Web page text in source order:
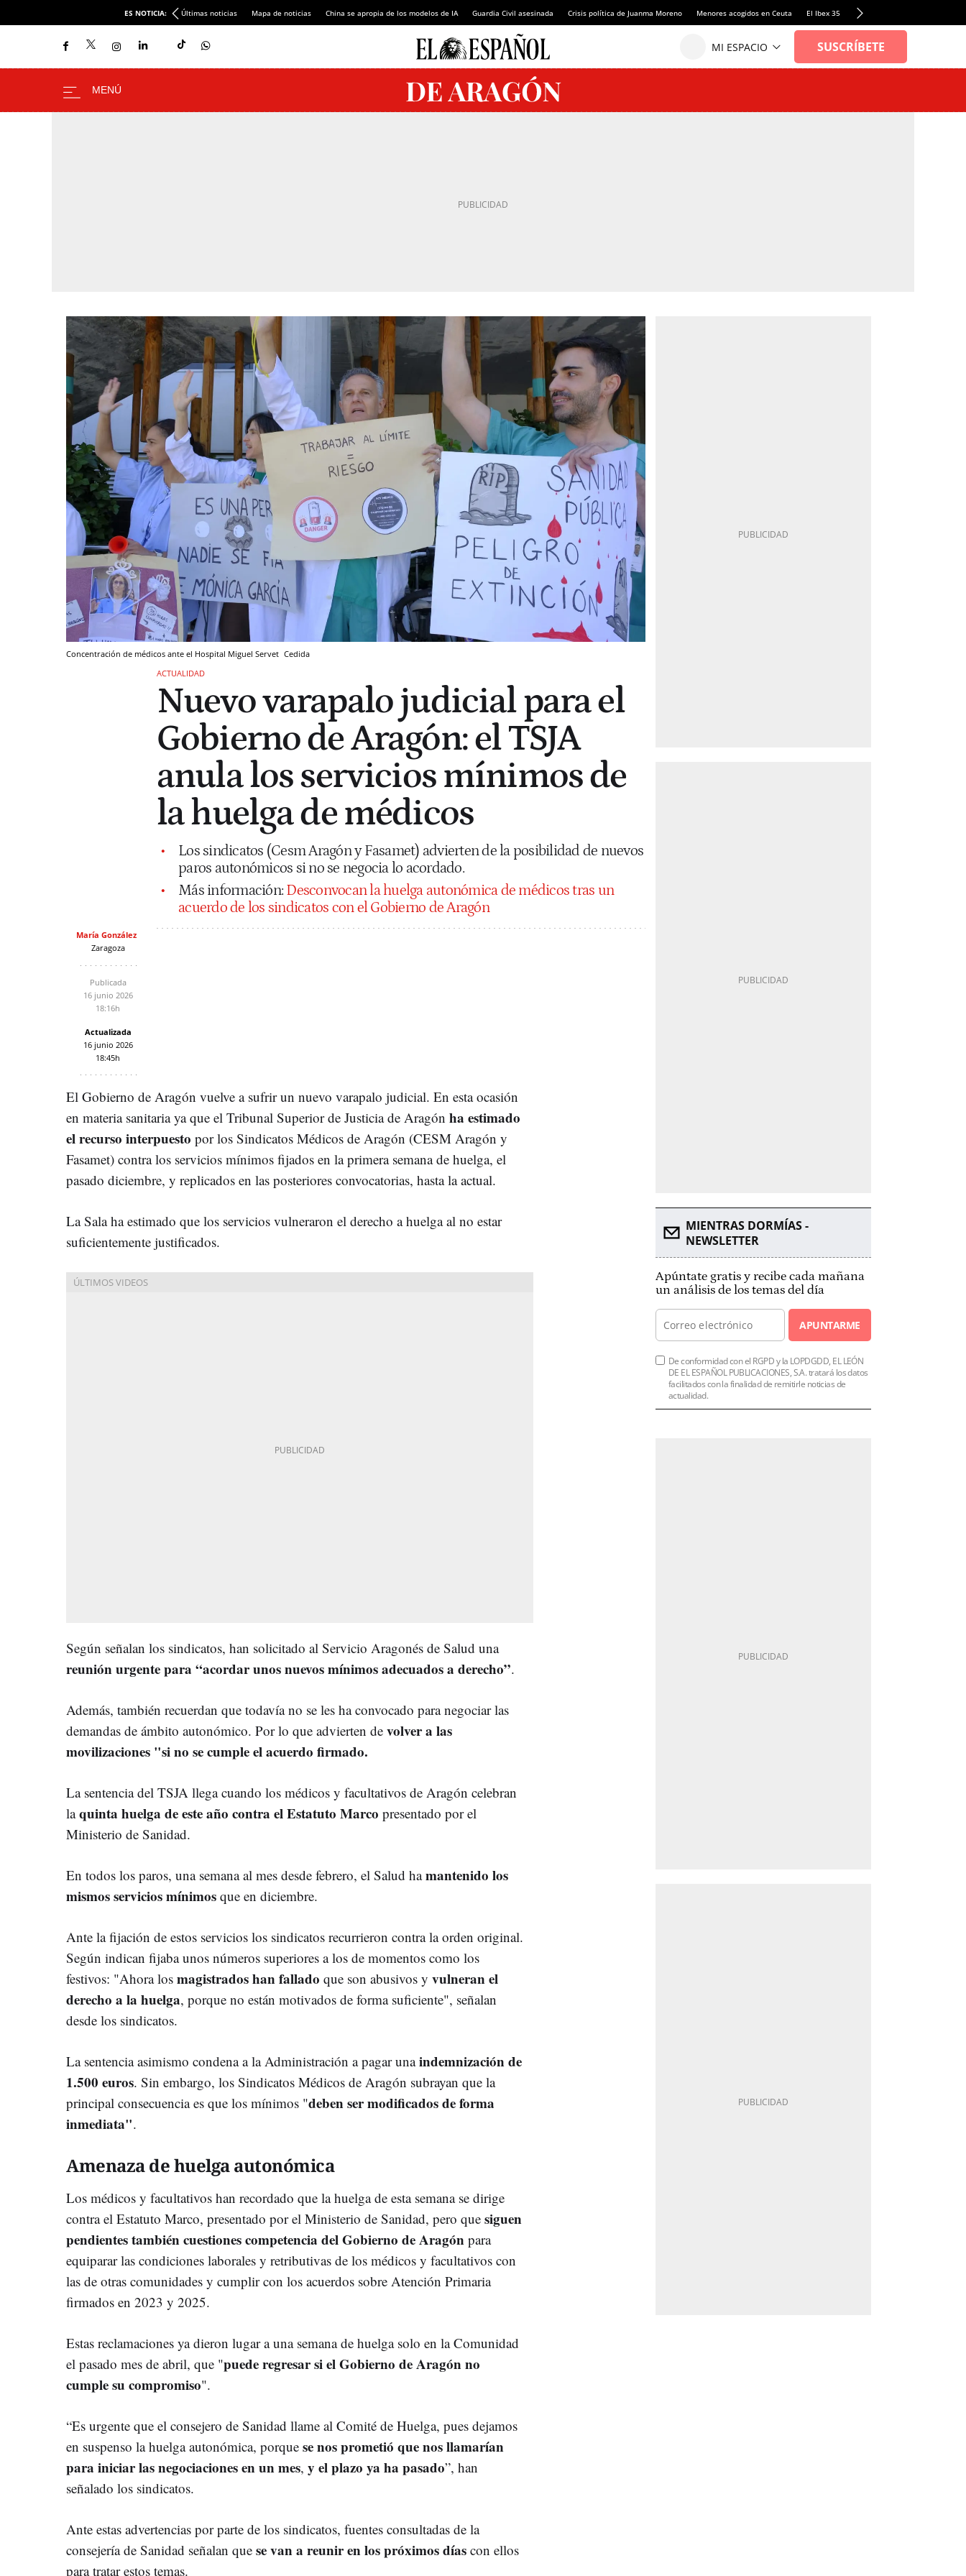
ES NOTICIA: Últimas noticias Mapa de noticias China se apropia de los modelos de IA Guardia Civil asesinada Crisis política de Juanma Moreno Menores acogidos en Ceuta El Ibex 35 Llamadas de alerta Sánchez
Concentración de médicos ante el Hospital Miguel Servet Cedida
ACTUALIDAD
Nuevo varapalo judicial para el
Gobierno de Aragón: el TSJA
anula los servicios mínimos de
la huelga de médicos
Los sindicatos (Cesm Aragón y Fasamet) advierten de la posibilidad de nuevos
paros autonómicos si no se negocia lo acordado.
Más información: Desconvocan la huelga autonómica de médicos tras un
acuerdo de los sindicatos con el Gobierno de Aragón
María González
Zaragoza
Publicada
16 junio 2026
18:16h
Actualizada
16 junio 2026
18:45h
El Gobierno de Aragón vuelve a sufrir un nuevo varapalo judicial. En esta ocasión
en materia sanitaria ya que el Tribunal Superior de Justicia de Aragón ha estimado
el recurso interpuesto por los Sindicatos Médicos de Aragón (CESM Aragón y
Fasamet) contra los servicios mínimos fijados en la primera semana de huelga, el
pasado diciembre, y replicados en las posteriores convocatorias, hasta la actual.
La Sala ha estimado que los servicios vulneraron el derecho a huelga al no estar
suficientemente justificados.
Según señalan los sindicatos, han solicitado al Servicio Aragonés de Salud una
reunión urgente para “acordar unos nuevos mínimos adecuados a derecho”.
Además, también recuerdan que todavía no se les ha convocado para negociar las
demandas de ámbito autonómico. Por lo que advierten de volver a las
movilizaciones "si no se cumple el acuerdo firmado.
La sentencia del TSJA llega cuando los médicos y facultativos de Aragón celebran
laquinta huelga de este año contra el Estatuto Marco presentado por el
Ministerio de Sanidad.
En todos los paros, una semana al mes desde febrero, el Salud hamantenido los
mismos servicios mínimos que en diciembre.
Ante la fijación de estos servicios los sindicatos recurrieron contra la orden original.
Según indican fijaba unos números superiores a los de momentos como los
festivos: "Ahora los magistrados han fallado que son abusivos y vulneran el
derecho a la huelga, porque no están motivados de forma suficiente", señalan
desde los sindicatos.
La sentencia asimismo condena a la Administración a pagar unaindemnización de
1.500 euros. Sin embargo, los Sindicatos Médicos de Aragón subrayan que la
principal consecuencia es que los mínimos "deben ser modificados de forma
inmediata".
Amenaza de huelga autonómica
Los médicos y facultativos han recordado que la huelga de esta semana se dirige
contra el Estatuto Marco, presentado por el Ministerio de Sanidad, pero que siguen
pendientes también cuestiones competencia del Gobierno de Aragón para
equiparar las condiciones laborales y retributivas de los médicos y facultativos con
las de otras comunidades y cumplir con los acuerdos sobre Atención Primaria
firmados en 2023 y 2025.
Estas reclamaciones ya dieron lugar a una semana de huelga solo en la Comunidad
el pasado mes de abril, que "puede regresar si el Gobierno de Aragón no
cumple su compromiso".
“Es urgente que el consejero de Sanidad llame al Comité de Huelga, pues dejamos
en suspenso la huelga autonómica, porque se nos prometió que nos llamarían
para iniciar las negociaciones en un mes, y el plazo ya ha pasado”, han
señalado los sindicatos.
Ante estas advertencias por parte de los sindicatos, fuentes consultadas de la
consejería de Sanidad señalan que se van a reunir en los próximos días con ellos
para tratar estos temas.
MIENTRAS DORMÍAS -
NEWSLETTER
Apúntate gratis y recibe cada mañana
un análisis de los temas del día
APUNTARME
De conformidad con el RGPD y la LOPDGDD, EL LEÓN
DE EL ESPAÑOL PUBLICACIONES, S.A. tratará los datos
facilitados con la finalidad de remitirle noticias de
actualidad.